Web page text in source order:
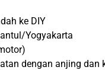
ke DIY
Yogyakarta
dengan anjing dan